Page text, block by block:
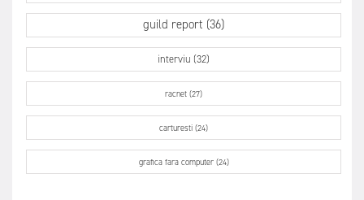
guild report (36)
interviu (32)
racnet (27)
carturesti (24)
grafica fara computer (24)